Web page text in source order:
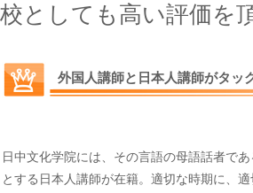
校としても高い評価を
外国人講師と日本人講師がタッ
日中文化学院には、その言語の母語話者で
とする日本人講師が在籍。適切な時期に、